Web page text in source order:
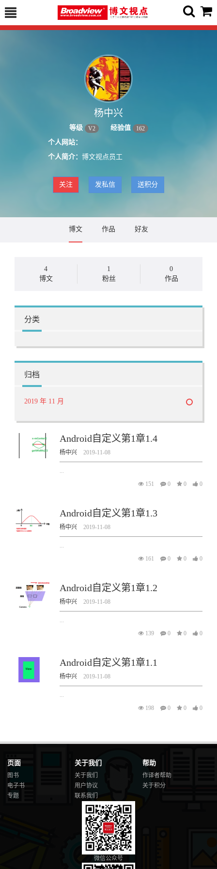
杨中兴
等级 V2 经验值 162
个人网站：
个人简介： 博文视点员工
关注 发私信 送积分
博文 作品 好友
4
博文
1
粉丝
0
作品
分类
归档
2019 年 11 月
Android自定义第1章1.4
杨中兴 2019-11-08
...
151
0 0 0
Android自定义第1章1.3
杨中兴 2019-11-08
...
161
0 0 0
Android自定义第1章1.2
杨中兴 2019-11-08
...
139
0 0 0
Android自定义第1章1.1
杨中兴 2019-11-08
...
198
0 0 0
页面
图书
电子书
专题
关于我们
关于我们
用户协议
联系我们
帮助
作译者帮助
关于积分
微信公众号